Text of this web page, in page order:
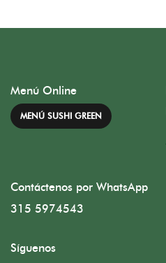
Menú Online
MENÚ SUSHI GREEN
Contáctenos por WhatsApp
315 5974543
Síguenos